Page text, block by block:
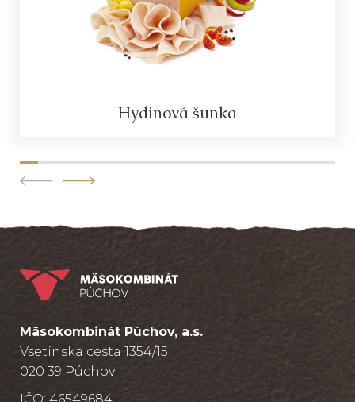
Hydinová šunka
Mäsokombinát Púchov, a.s.
Vsetínska cesta 1354/15
020 39 Púchov